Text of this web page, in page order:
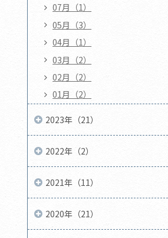
07月（1）
05月（3）
04月（1）
03月（2）
02月（2）
01月（2）
2023年（21）
2022年（2）
2021年（11）
2020年（21）